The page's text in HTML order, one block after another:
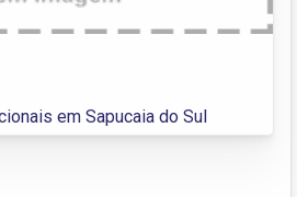
em Sapucaia do Sul